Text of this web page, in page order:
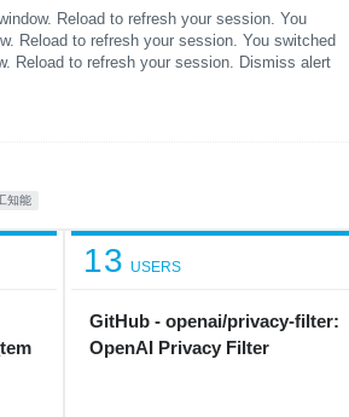
vulnerabilities. npm:
@openai/codex-
Reload to refresh your session. You
Reload to refresh your session. You switched
Reload to refresh your session. Dismiss alert
知能
GitHub - openai/privacy-filter:
OpenAI Privacy Filter
13 USERS